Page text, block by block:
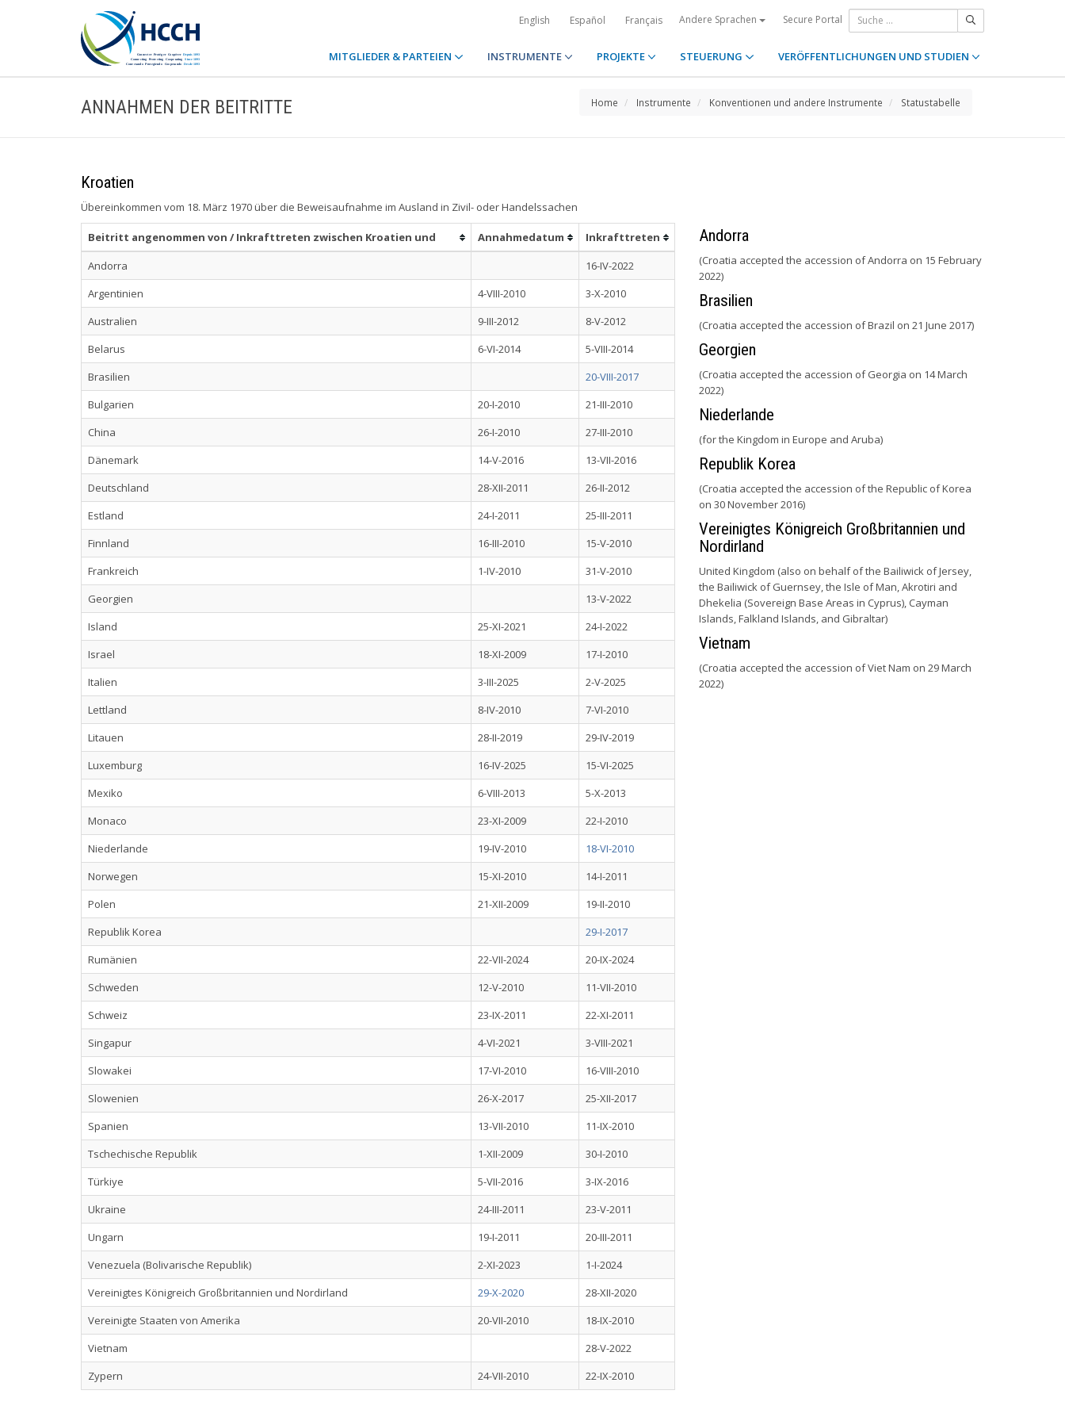
English Español Français Andere Sprachen Secure Portal
MITGLIEDER & PARTEIEN INSTRUMENTE PROJEKTE STEUERUNG VERÖFFENTLICHUNGEN UND STUDIEN
ANNAHMEN DER BEITRITTE Home Instrumente Konventionen und andere Instrumente Statustabelle
Kroatien
Übereinkommen vom 18. März 1970 über die Beweisaufnahme im Ausland in Zivil- oder Handelssachen
Beitritt angenommen von / Inkrafttreten zwischen Kroatien und Annahmedatum
Inkrafttreten
Andorra
16-IV-2022
Argentinien
4-VIII-2010
3-X-2010
Australien
9-III-2012
8-V-2012
Belarus
6-VI-2014
5-VIII-2014
Brasilien
20-VIII-2017
Bulgarien
20-I-2010
21-III-2010
China
26-I-2010
27-III-2010
Dänemark
14-V-2016
13-VII-2016
Deutschland
28-XII-2011
26-II-2012
Estland
24-I-2011
25-III-2011
Finnland
16-III-2010
15-V-2010
Frankreich
1-IV-2010
31-V-2010
Georgien
13-V-2022
Island
25-XI-2021
24-I-2022
Israel
18-XI-2009
17-I-2010
Italien
3-III-2025
2-V-2025
Lettland
8-IV-2010
7-VI-2010
Litauen
28-II-2019
29-IV-2019
Luxemburg
16-IV-2025
15-VI-2025
Mexiko
6-VIII-2013
5-X-2013
Monaco
23-XI-2009
22-I-2010
Niederlande
19-IV-2010
18-VI-2010
Norwegen
15-XI-2010
14-I-2011
Polen
21-XII-2009
19-II-2010
Republik Korea
29-I-2017
Rumänien
22-VII-2024
20-IX-2024
Schweden
12-V-2010
11-VII-2010
Schweiz
23-IX-2011
22-XI-2011
Singapur
4-VI-2021
3-VIII-2021
Slowakei
17-VI-2010
16-VIII-2010
Slowenien
26-X-2017
25-XII-2017
Spanien
13-VII-2010
11-IX-2010
Tschechische Republik
1-XII-2009
30-I-2010
Türkiye
5-VII-2016
3-IX-2016
Ukraine
24-III-2011
23-V-2011
Ungarn
19-I-2011
20-III-2011
Venezuela (Bolivarische Republik)
2-XI-2023
1-I-2024
Vereinigtes Königreich Großbritannien und Nordirland
29-X-2020
28-XII-2020
Vereinigte Staaten von Amerika
20-VII-2010
18-IX-2010
Vietnam
28-V-2022
Zypern
24-VII-2010 22-IX-2010
Andorra
(Croatia accepted the accession of Andorra on 15 February
2022)
Brasilien
(Croatia accepted the accession of Brazil on 21 June 2017)
Georgien
(Croatia accepted the accession of Georgia on 14 March
2022)
Niederlande
(for the Kingdom in Europe and Aruba)
Republik Korea
(Croatia accepted the accession of the Republic of Korea
on 30 November 2016)
Vereinigtes Königreich Großbritannien und
Nordirland
United Kingdom (also on behalf of the Bailiwick of Jersey,
the Bailiwick of Guernsey, the Isle of Man, Akrotiri and
Dhekelia (Sovereign Base Areas in Cyprus), Cayman
Islands, Falkland Islands, and Gibraltar)
Vietnam
(Croatia accepted the accession of Viet Nam on 29 March
2022)